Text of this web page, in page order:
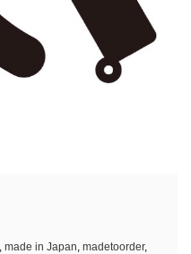
made in Japan madetoorder,